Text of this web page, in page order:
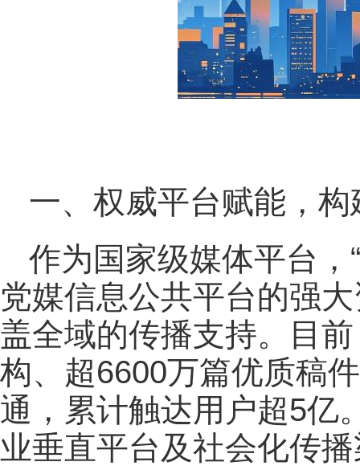
一、权威平台赋能，
作为国家级媒体平台，
党媒信息公共平台的强
盖全域的传播支持。目
构、超6600万篇优质稿
通，累计触达用户超5亿
业垂直平台及社会化传